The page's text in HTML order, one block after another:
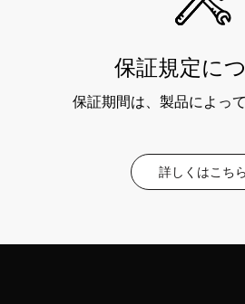
保証規定に
保証期間は、製品によっ
詳しくはこちら